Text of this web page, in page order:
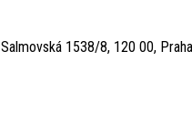
Salmovská 1538/8, 120 00,